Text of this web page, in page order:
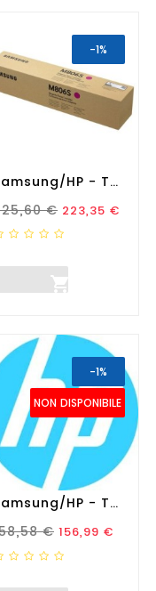
-1%
Samsung/HP - Toner...
Standard
€ Prezzo
223,35 €

NON DISPONIBILE
-1%
Samsung/HP - Tamburo...
Standard
€ Prezzo
156,99 €